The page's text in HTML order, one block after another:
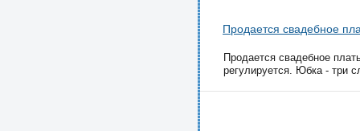
Продается свадебное
Продается свадебное
регулируется. Юбка - три